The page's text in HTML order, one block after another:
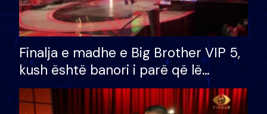
Finalja e madhe e Big Brother VIP 5,
kush është banori i parë që lë
shtëpinë dhe humb mundësinë për
të fituar çmimin e madh